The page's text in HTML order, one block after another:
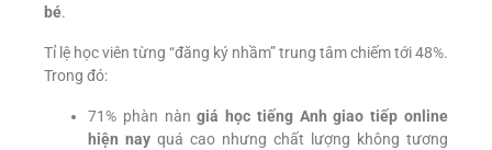
bé.
Tỉ lệ học viên từng “đăng ký nhầm” trung tâm chiếm tới 48%.
Trong đó:
71% phàn nàngiá học tiếng Anh giao tiếp online
hiện nay quá cao nhưng chất lượng không tương